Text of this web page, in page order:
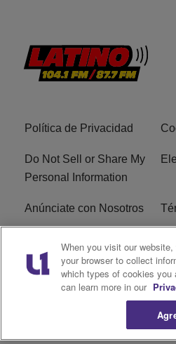
Política de Privacidad
Do Not Sell or Share My
Personal Information
Anúnciate con Nosotros
Archivo Público de la
When you visit our
your browser to collect
which types of cookies you
can learn more in our